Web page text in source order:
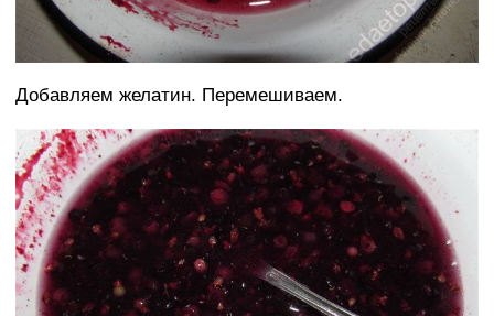
Добавляем желатин. Перемешиваем.